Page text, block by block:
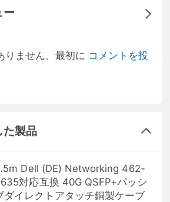
ー
りません、最初に コメントを投
た製品
Dell (DE) Networking 462-
対応互換 40G QSFP+パッシ
ダイレクトアタッチ銅製ケーブ